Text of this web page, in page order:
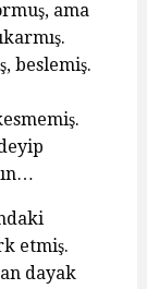
ama
beslemiş.
etmiş.
dayak